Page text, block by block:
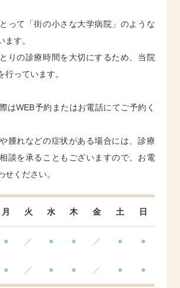
って「街の小さな大学病院」のような
ます。
りの診療時間を大切にするため、当院
行っています。
はWEB予約またはお電話にてご予約く
腫れなどの症状がある場合には、診療
談を承ることもございますので、お電
せください。
月 火 水 木 金 土 日
● ／ ● ● ／ ● ●
● ／ ● ● ／ ● ●